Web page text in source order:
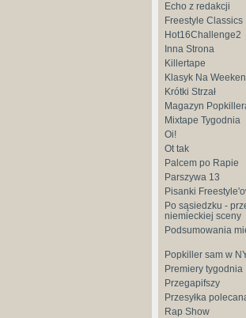
Echo z redakcji
Freestyle Classics
Hot16Challenge2
Inna Strona
Killertape
Klasyk Na
Krótki Strzał
Magazyn
Mixtape Tygodnia
Oi!
Ot tak
Palcem po Rapie
Parszywa 13
Pisanki
Po sąsiedzku -
niemieckiej sceny
Podsumowania
Popkiller sam w
Premiery tygodnia
Przegapifszy
Przesyłka
Rap Show